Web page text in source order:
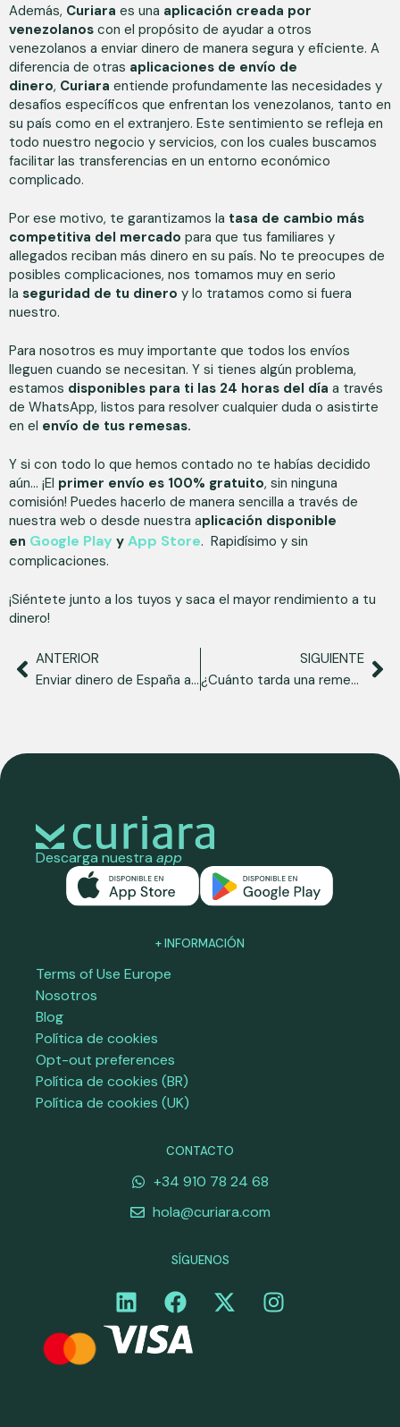
Además, Curiara es una aplicación creada por
venezolanos con el propósito de ayudar a otros
venezolanos a enviar dinero de manera segura y eficiente. A
diferencia de otras aplicaciones de envío de
dinero, Curiara entiende profundamente las necesidades y
desafíos específicos que enfrentan los venezolanos, tanto en
su país como en el extranjero. Este sentimiento se refleja en
todo nuestro negocio y servicios, con los cuales buscamos
facilitar las transferencias en un entorno económico
complicado.
Por ese motivo, te garantizamos la tasa de cambio más
competitiva del mercado para que tus familiares y
allegados reciban más dinero en su país. No te preocupes de
posibles complicaciones, nos tomamos muy en serio
la seguridad de tu dinero y lo tratamos como si fuera
nuestro.
Para nosotros es muy importante que todos los envíos
lleguen cuando se necesitan. Y si tienes algún problema,
estamos disponibles para ti las 24 horas del día a través
de WhatsApp, listos para resolver cualquier duda o asistirte
en el envío de tus remesas.
Y si con todo lo que hemos contado no te habías decidido
aún… ¡El primer envío es 100% gratuito, sin ninguna
comisión! Puedes hacerlo de manera sencilla a través de
nuestra web o desde nuestra aplicación disponible
en Google Play y App Store. Rapidísimo y sin
complicaciones.
¡Siéntete junto a los tuyos y saca el mayor rendimiento a tu
dinero!
ANTERIOR
Enviar dinero de España a Venezuela: opciones disponibles
SIGUIENTE
¿Cuánto tarda una remesa bancaria a Venezuela?
Descarga nuestra app
+ INFORMACIÓN
Terms of Use Europe
Nosotros
Blog
Política de cookies
Opt-out preferences
Política de cookies (BR)
Política de cookies (UK)
CONTACTO
+34 910 78 24 68
hola@curiara.com
SÍGUENOS